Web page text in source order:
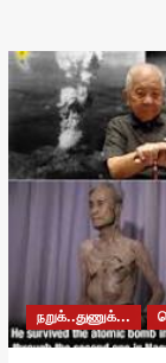
நறுக்..துணுக்...